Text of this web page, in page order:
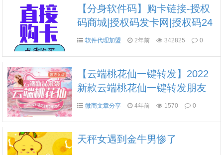
【分身软件码】购卡链接-授权
码商城|授权码发卡网|授权码24
小时自助发卡|点击进入
软件代理加盟 2年前 342825 0
【云端桃花仙一键转发】2022
新款云端桃花仙一键转发朋友
圈，朋友圈好文，收藏转发朋
微商文章分享 4年前 1570 0
天秤女遇到金牛男惨了